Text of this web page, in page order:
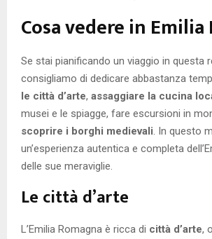
Cosa vedere in Emilia
Se stai pianificando un viaggio in questa
consigliamo di dedicare abbastanza
le città d’arte, assaggiare la cucina
musei e le spiagge, fare escursioni in
scoprire i borghi medievali. In questo
un’esperienza autentica e completa
delle sue meraviglie.
Le città d’arte
L’Emilia Romagna è ricca di città d’arte,